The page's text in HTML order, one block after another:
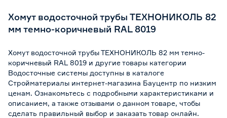
Хомут водосточной трубы ТЕХНОНИКОЛЬ 82
мм темно-коричневый RAL 8019
Хомут водосточной трубы ТЕХНОНИКОЛЬ 82 мм темно-
коричневый RAL 8019 и другие товары категории
Водосточные системы доступны в каталоге
Стройматериалы интернет-магазина Бауцентр по низким
ценам. Ознакомьтесь с подробными характеристиками и
описанием, а также отзывами о данном товаре, чтобы
сделать правильный выбор и заказать товар онлайн.